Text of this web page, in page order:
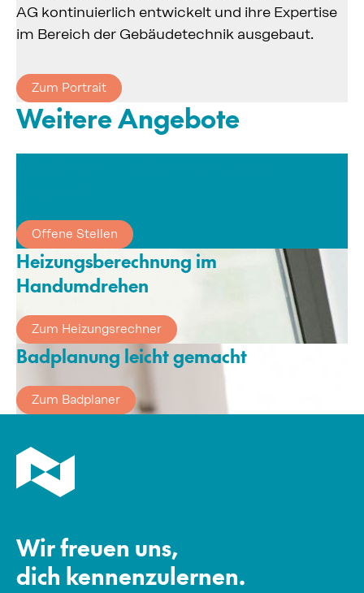
AG kontinuierlich entwickelt und ihre Expertise
im Bereich der Gebäudetechnik ausgebaut.
Zum Portrait
Weitere Angebote
Offene Stellen
Heizungsberechnung im
Handumdrehen
Zum Heizungsrechner
Badplanung leicht gemacht
Zum Badplaner
Wir freuen uns,
dich kennenzulernen.